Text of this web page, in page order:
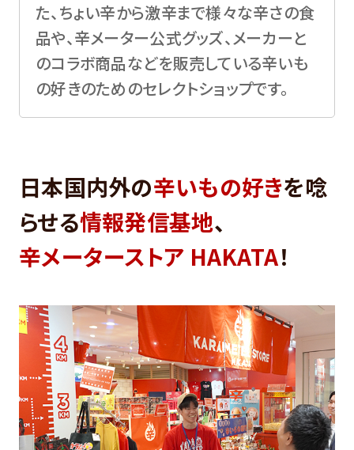
た、ちょい辛から激辛まで様々な辛さの食
品や、辛メーター公式グッズ、メーカーと
のコラボ商品などを販売している辛いも
の好きのためのセレクトショップです。
日本国内外の辛いもの好きを唸
らせる情報発信基地、
辛メーターストア HAKATA！